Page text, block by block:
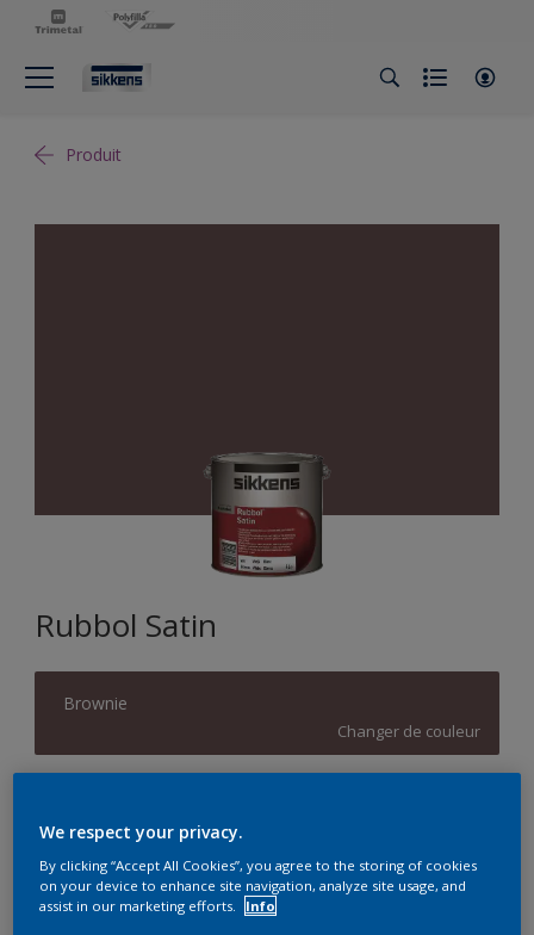
Produit
Rubbol Satin
Brownie
Changer de couleur
1L
Quantité Calculateur de peinture
We respect your privacy.
By clicking “Accept All Cookies”, you agree to the storing of cookies
on your device to enhance site navigation, analyze site usage, and
assist in our marketing efforts.
Info